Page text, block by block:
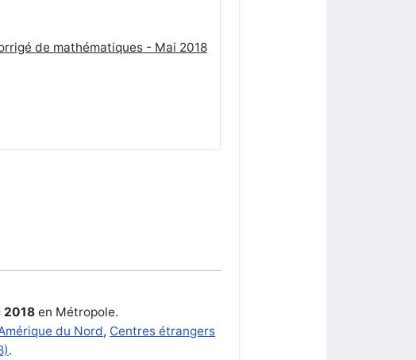
de mathématiques - Mai 2018
2018 en Métropole.
du Nord, Centres étrangers
.